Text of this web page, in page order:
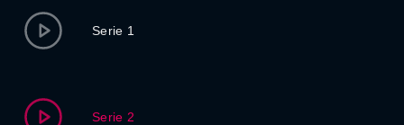
Serie 1
Serie 2